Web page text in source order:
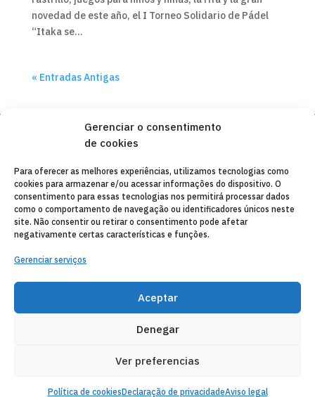
Gerenciar o consentimento
de cookies
Para oferecer as melhores experiências, utilizamos tecnologias como
cookies para armazenar e/ou acessar informações do dispositivo. O
consentimento para essas tecnologias nos permitirá processar dados
como o comportamento de navegação ou identificadores únicos neste
site. Não consentir ou retirar o consentimento pode afetar
negativamente certas características e funções.
Gerenciar serviços
Aceptar
Denegar
Ver preferencias
Política de cookiesDeclaração de privacidadeAviso legal
novedad de este año, el I Torneo Solidario de Pádel
“Itaka se...
« Entradas Antigas
Copyleft 2025
AVISO LEGAL
POLÍTICA DE PRIVACIDADE
ENTIDADES COLABORADORAS
CORREIO ELETRÔNICO